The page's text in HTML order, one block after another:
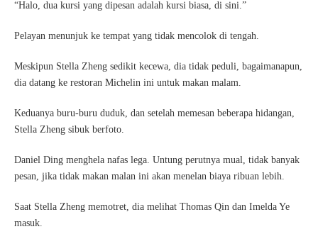
“Halo, dua kursi yang dipesan adalah kursi biasa, di sini.”
Pelayan menunjuk ke tempat yang tidak mencolok di tengah.
Meskipun Stella Zheng sedikit kecewa, dia tidak peduli, bagaimanapun,
dia datang ke restoran Michelin ini untuk makan malam.
Keduanya buru-buru duduk, dan setelah memesan beberapa hidangan,
Stella Zheng sibuk berfoto.
Daniel Ding menghela nafas lega. Untung perutnya mual, tidak banyak
pesan, jika tidak makan malan ini akan menelan biaya ribuan lebih.
Saat Stella Zheng memotret, dia melihat Thomas Qin dan Imelda Ye
masuk.